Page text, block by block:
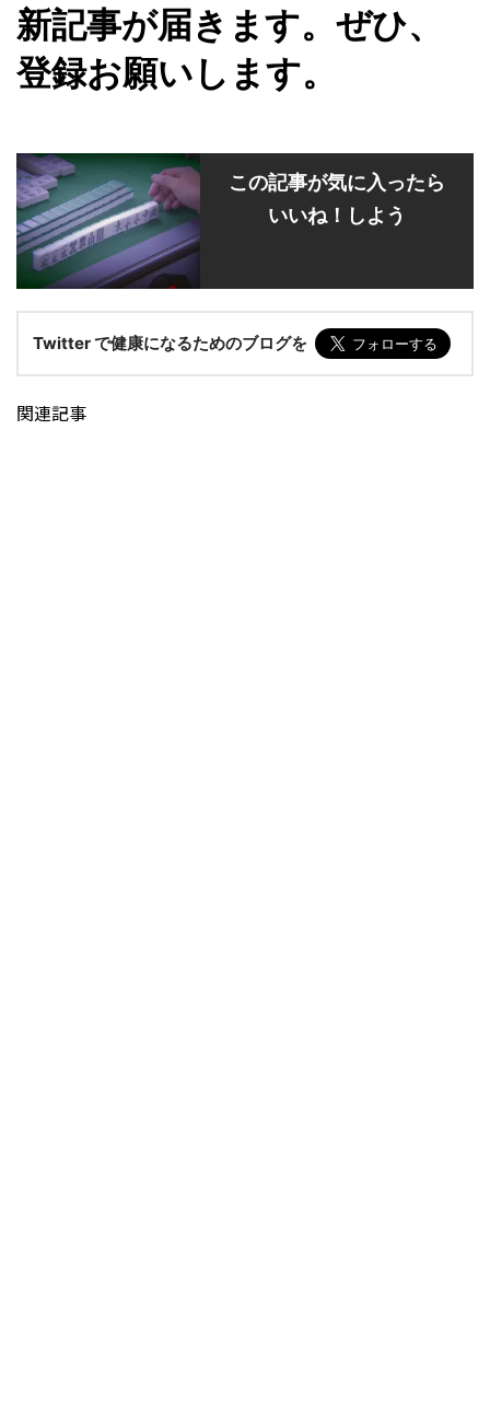
新記事が届きます。ぜひ、
登録お願いします。
この記事が気に入ったら
いいね！しよう
Twitter で健康になるためのブログを
関連記事